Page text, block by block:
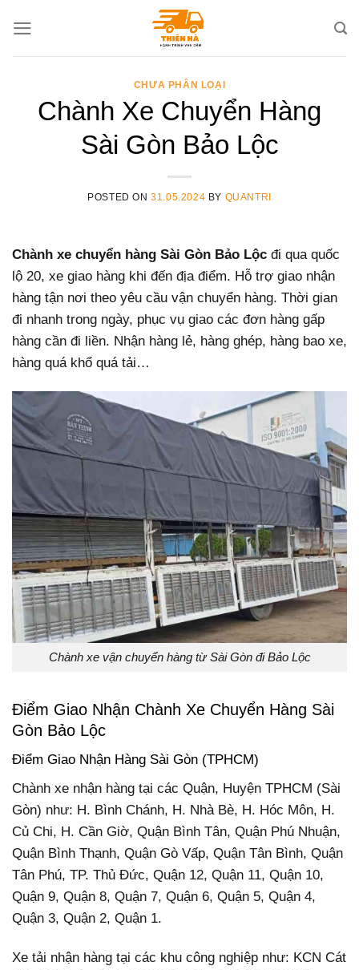
CHƯA PHÂN LOẠI
Chành Xe Chuyển Hàng
Sài Gòn Bảo Lộc
POSTED ON31.05.2024 BY QUANTRI
Chành xe chuyển hàng Sài Gòn Bảo Lộc đi qua quốc
lộ 20, xe giao hàng khi đến địa điểm. Hỗ trợ giao nhận
hàng tận nơi theo yêu cầu vận chuyển hàng. Thời gian
đi nhanh trong ngày, phục vụ giao các đơn hàng gấp
hàng cần đi liền. Nhận hàng lẻ, hàng ghép, hàng bao xe,
hàng quá khổ quá tải…
Chành xe vận chuyển hàng từ Sài Gòn đi Bảo Lộc
Điểm Giao Nhận Chành Xe Chuyển Hàng Sài
Gòn Bảo Lộc
Điểm Giao Nhận Hàng Sài Gòn (TPHCM)
Chành xe nhận hàng tại các Quận, Huyện TPHCM (Sài
Gòn) như: H. Bình Chánh, H. Nhà Bè, H. Hóc Môn, H.
Củ Chi, H. Cần Giờ, Quận Bình Tân, Quận Phú Nhuận,
Quận Bình Thạnh, Quận Gò Vấp, Quận Tân Bình, Quận
Tân Phú, TP. Thủ Đức, Quận 12, Quận 11, Quận 10,
Quận 9, Quận 8, Quận 7, Quận 6, Quận 5, Quận 4,
Quận 3, Quận 2, Quận 1.
Xe tải nhận hàng tại các khu công nghiệp như: KCN Cát